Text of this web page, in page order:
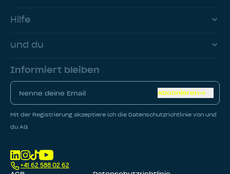
Hilfe
und du
Informiert bleiben
Abonnieren
Mit der Registrierung akzeptiere ich die Datenschutzrichtlinie von und
du AG
+41 62 588 02 62